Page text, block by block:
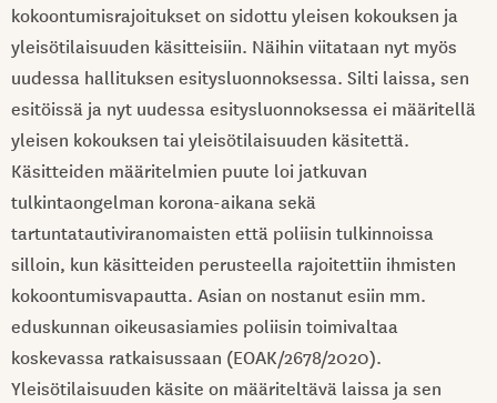
kokoontumisrajoitukset on sidottu yleisen kokouksen ja
yleisötilaisuuden käsitteisiin. Näihin viitataan nyt myös
uudessa hallituksen esitysluonnoksessa. Silti laissa, sen
esitöissä ja nyt uudessa esitysluonnoksessa ei määritellä
yleisen kokouksen tai yleisötilaisuuden käsitettä.
Käsitteiden määritelmien puute loi jatkuvan
tulkintaongelman korona-aikana sekä
tartuntatautiviranomaisten että poliisin tulkinnoissa
silloin, kun käsitteiden perusteella rajoitettiin ihmisten
kokoontumisvapautta. Asian on nostanut esiin mm.
eduskunnan oikeusasiamies poliisin toimivaltaa
koskevassa ratkaisussaan (EOAK/2678/2020).
Yleisötilaisuuden käsite on määriteltävä laissa ja sen